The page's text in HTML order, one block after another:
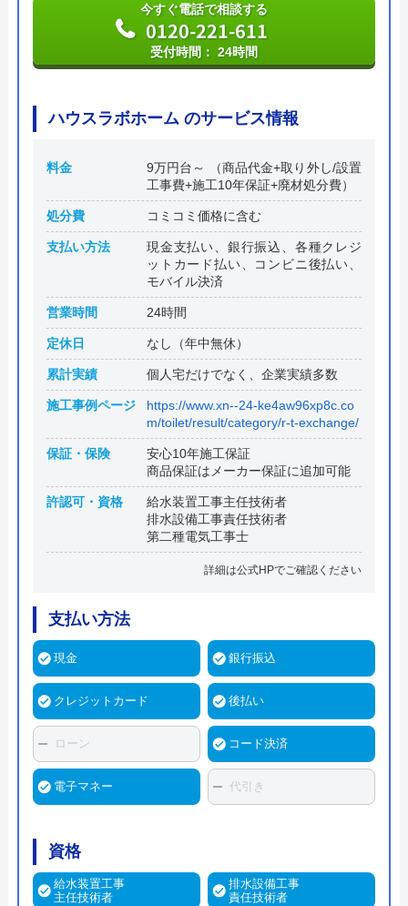
今すぐ電話で相談する
0120-221-611
受付時間： 24時間
ハウスラボホーム のサービス情報
料金
9万円台～ （商品代金+取り外し/設置
工事費+施工10年保証+廃材処分費）
処分費 コミコミ価格に含む
支払い方法
現金支払い、銀行振込、各種クレジ
ットカード払い、コンビニ後払い、
モバイル決済
営業時間 24時間
定休日 なし（年中無休）
累計実績 個人宅だけでなく、企業実績多数
施工事例ページ
https://www.xn--24-ke4aw96xp8c.co
m/toilet/result/category/r-t-exchange/
保証・保険
安心10年施工保証
商品保証はメーカー保証に追加可能
許認可・資格
給水装置工事主任技術者
排水設備工事責任技術者
第二種電気工事士
詳細は公式HPでご確認ください
支払い方法
現金 銀行振込
クレジットカード 後払い
ローン コード決済
電子マネー 代引き
資格
給水装置工事
主任技術者
排水設備工事
責任技術者